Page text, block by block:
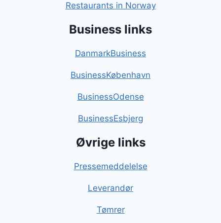
Restaurants in Norway
Business links
DanmarkBusiness
BusinessKøbenhavn
BusinessOdense
BusinessEsbjerg
Øvrige links
Pressemeddelelse
Leverandør
Tømrer